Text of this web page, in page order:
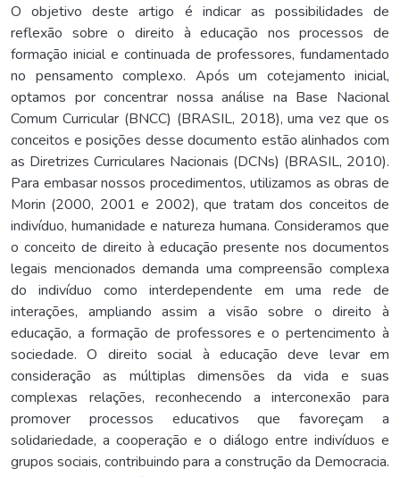
O objetivo deste artigo é indicar as possibilidades de
reflexão sobre o direito à educação nos processos de
formação inicial e continuada de professores, fundamentado
no pensamento complexo. Após um cotejamento inicial,
optamos por concentrar nossa análise na Base Nacional
Comum Curricular (BNCC) (BRASIL, 2018), uma vez que os
conceitos e posições desse documento estão alinhados com
as Diretrizes Curriculares Nacionais (DCNs) (BRASIL, 2010).
Para embasar nossos procedimentos, utilizamos as obras de
Morin (2000, 2001 e 2002), que tratam dos conceitos de
indivíduo, humanidade e natureza humana. Consideramos que
o conceito de direito à educação presente nos documentos
legais mencionados demanda uma compreensão complexa
do indivíduo como interdependente em uma rede de
interações, ampliando assim a visão sobre o direito à
educação, a formação de professores e o pertencimento à
sociedade. O direito social à educação deve levar em
consideração as múltiplas dimensões da vida e suas
complexas relações, reconhecendo a interconexão para
promover processos educativos que favoreçam a
solidariedade, a cooperação e o diálogo entre indivíduos e
grupos sociais, contribuindo para a construção da Democracia.